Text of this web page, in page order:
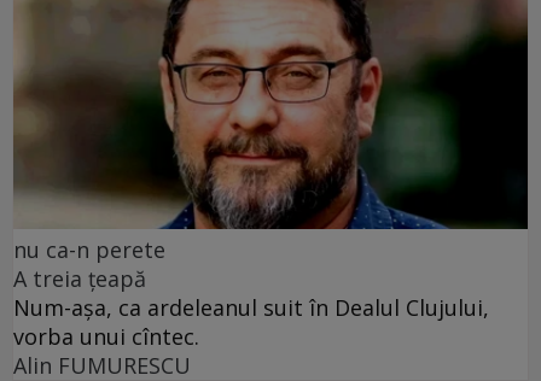
nu ca-n perete
A treia țeapă
Num-așa, ca ardeleanul suit în Dealul Clujului,
vorba unui cîntec.
Alin FUMURESCU